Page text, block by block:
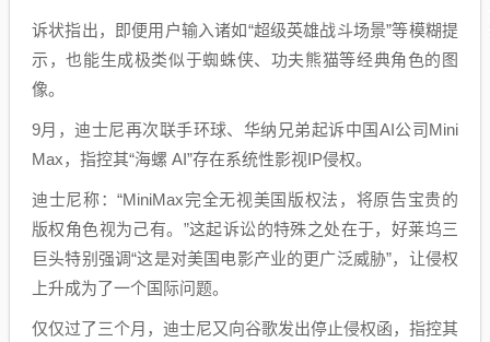
诉状指出，即便用户输入诸如“超级英雄战斗场景”等模糊提
示，也能生成极类似于蜘蛛侠、功夫熊猫等经典角色的图
像。
9月，迪士尼再次联手环球、华纳兄弟起诉中国AI公司Mini
Max，指控其“海螺 AI”存在系统性影视IP侵权。
迪士尼称：“MiniMax完全无视美国版权法，将原告宝贵的
版权角色视为己有。”这起诉讼的特殊之处在于，好莱坞三
巨头特别强调“这是对美国电影产业的更广泛威胁”，让侵权
上升成为了一个国际问题。
仅仅过了三个月，迪士尼又向谷歌发出停止侵权函，指控其